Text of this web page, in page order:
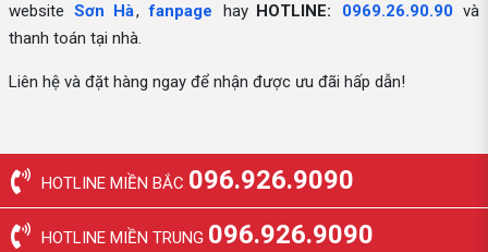
website Sơn Hà, fanpage hay HOTLINE: 0969.26.90.90 và
thanh toán tại nhà.
Liên hệ và đặt hàng ngay để nhận được ưu đãi hấp dẫn!
HOTLINE MIỀN BẮC 096.926.9090
HOTLINE MIỀN TRUNG 096.926.9090